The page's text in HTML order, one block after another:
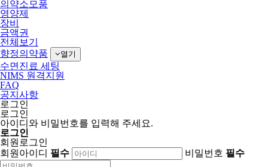
의약소모품
영양제
장비
금액권
전체보기
향정의약품
열기
수면진료 세팅
NIMS 원격지원
FAQ
공지사항
로그인
로그인
아이디와 비밀번호를 입력해 주세요.
로그인
회원로그인
회원아이디 필수 비밀번호 필수